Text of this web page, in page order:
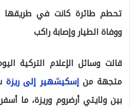
تحطم طائرة كانت في
ووفاة الطيار وإصابة راكب
قالت وسائل الإعلام التركية
متجهة منإسكيشهير إلى ريزة
بين ولايتي أرضروم وريزة، ما